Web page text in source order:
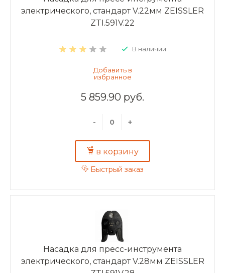
электрического, стандарт V.22мм ZEISSLER
ZTI.591V.22
В наличии
5 859.90 руб.
- +
в корзину
Быстрый заказ
Насадка для пресс-инструмента
электрического, стандарт V.28мм ZEISSLER